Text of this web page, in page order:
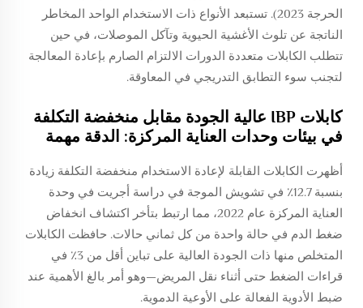
الحرجة 2023). تستبعد الأنواع ذات الاستخدام الواحد المخاطر
الناتجة عن تلوث الأغشية الحيوية وتآكل الموصلات، في حين
تتطلب الكابلات متعددة الدورات الالتزام الصارم بإعادة المعالجة
لتجنب سوء التطابق التدريجي في المعاوقة.
كابلات IBP عالية الجودة مقابل منخفضة التكلفة
في بيئات وحدات العناية المركزة: الدقة مهمة
أظهرت الكابلات القابلة لإعادة الاستخدام منخفضة التكلفة زيادة
بنسبة 12.7٪ في تشويش الموجة في دراسة أجريت في وحدة
العناية المركزة عام 2022، مما ارتبط بتأخر اكتشاف انخفاض
ضغط الدم في حالة واحدة من كل ثماني حالات. حافظت الكابلات
المتخلص منها ذات الجودة العالية على تباين أقل من 3٪ في
قراءات الضغط حتى أثناء نقل المريض—وهو أمر بالغ الأهمية عند
ضبط الأدوية الفعالة على الأوعية الدموية.